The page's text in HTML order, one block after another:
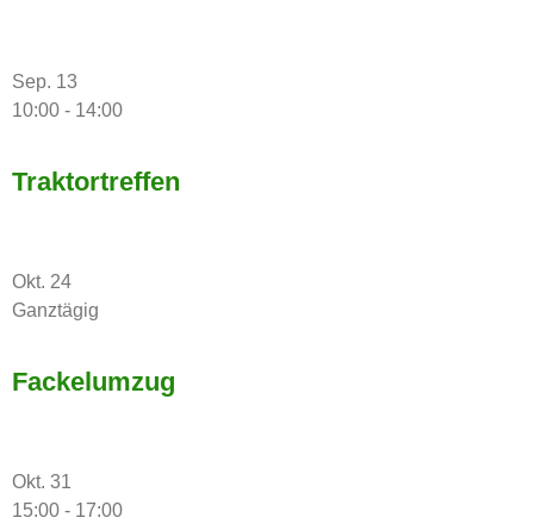
Sep. 13
10:00 - 14:00
Traktortreffen
Okt. 24
Ganztägig
Fackelumzug
Okt. 31
15:00 - 17:00